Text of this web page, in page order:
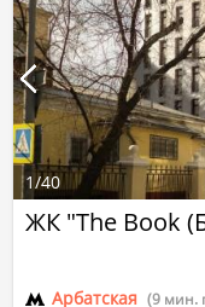
ЖК "The Book
Арбатская (9 мин.
1/40